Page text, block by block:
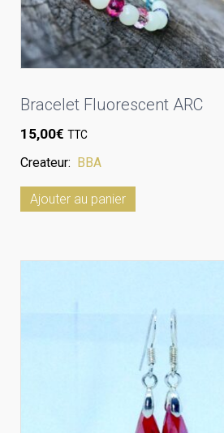
Bracelet Fluorescent ARC
15,00€ TTC
Createur: BBA
Ajouter au panier